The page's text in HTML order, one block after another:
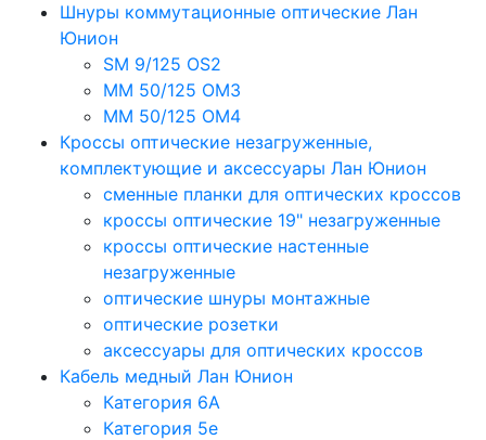
Шнуры коммутационные оптические Лан
Юнион
SM 9/125 OS2
MM 50/125 OM3
MM 50/125 OM4
Кроссы оптические незагруженные,
комплектующие и аксессуары Лан Юнион
сменные планки для оптических кроссов
кроссы оптические 19" незагруженные
кроссы оптические настенные
незагруженные
оптические шнуры монтажные
оптические розетки
аксессуары для оптических кроссов
Кабель медный Лан Юнион
Категория 6A
Категория 5e